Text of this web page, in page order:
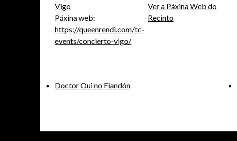
Vigo
Páxina web:
https://queenrendi.com/tc-
events/concierto-vigo/
Ver a Páxina Web do
Recinto
Doctor Oui no Fiandón